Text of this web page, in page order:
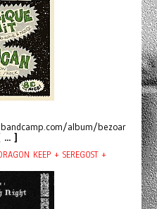
album/bezoar
... ]
KEEP + SEREGOST +